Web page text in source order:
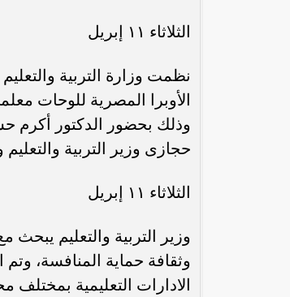
الثلاثاء ١١ إبريل
نظمت وزارة التربية
الأوبرا المصرية للوحات
وذلك بحضور الدكتور أكرم
حجازى وزير التربية
الثلاثاء ١١ إبريل
وزير التربية والتعليم
وثقافة حماية المنافسة،
الادارات التعليمية
رئيس الوزراء : زيادة مخصصات الإنفاق